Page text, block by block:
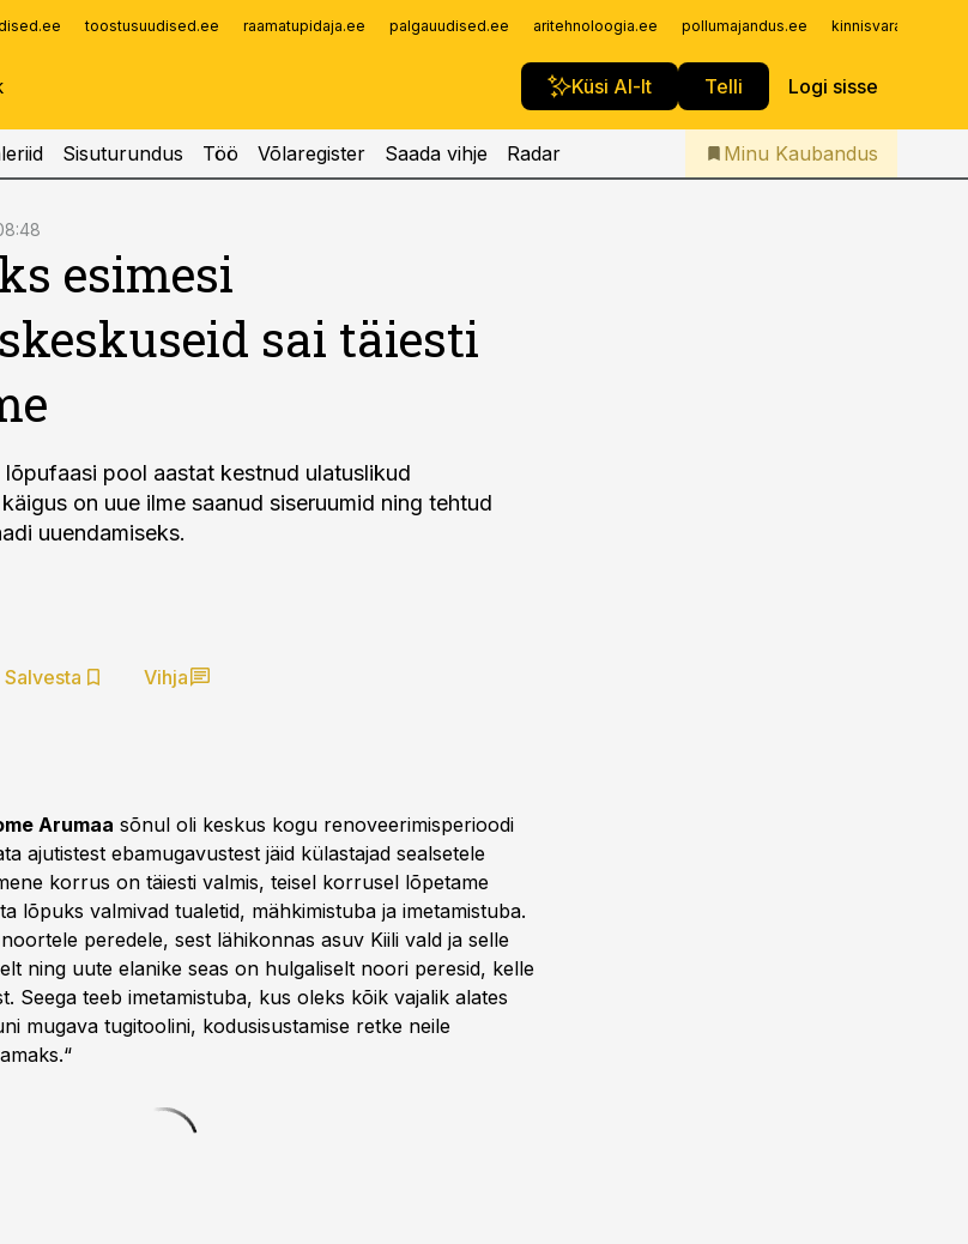
toostusuudised.ee raamatupidaja.ee palgauudised.ee aritehnoloogia.ee pollumajandus.ee
Küsi AI-lt Telli Logi sisse
Iseteenindus
Telli Kaubandus
Sisuturundus Töö Võlaregister Saada vihje Radar Minu Kaubandus
esimesi
sai täiesti
pool aastat kestnud ulatuslikud
on uue ilme saanud siseruumid ning tehtud
uuendamiseks.
Salvesta Vihja
Arumaa sõnul oli keskus kogu renoveerimisperioodi
ajutistest ebamugavustest jäid külastajad sealsetele
korrus on täiesti valmis, teisel korrusel lõpetame
lõpuks valmivad tualetid, mähkimistuba ja imetamistuba.
peredele, sest lähikonnas asuv Kiili vald ja selle
ning uute elanike seas on hulgaliselt noori peresid, kelle
Seega teeb imetamistuba, kus oleks kõik vajalik alates
mugava tugitoolini, kodusisustamise retke neile